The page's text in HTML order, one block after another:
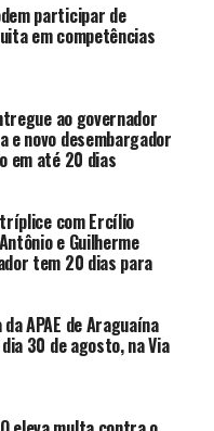
participar de
em competências
ao governador
e novo desembargador
em até 20 dias
com Ercílio
e Guilherme
tem 20 dias para
APAE de Araguaína
30 de agosto, na Via